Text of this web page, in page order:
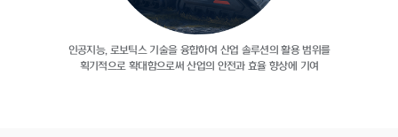
인공지능, 로보틱스 기술을 융합하여 산업 솔루션의 활용 범위를
획기적으로 확대함으로써산업의 안전과 효율 향상에 기여